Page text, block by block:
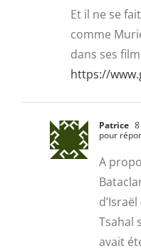
Et il ne se
comme
dans ses
https://
Patrice
pour
A
Tsahal
avait